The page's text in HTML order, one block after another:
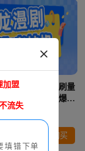
最新火龙漫剧刷量
项目，号称单号爆火
机脚本+使用教
购买

加盟
流失
填错下单